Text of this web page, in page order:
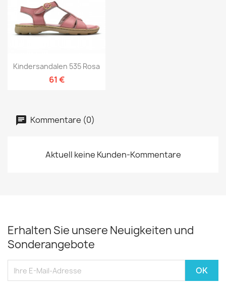
Kindersandalen 535 Rosa
61 €
Kommentare (0)
Aktuell keine Kunden-Kommentare
Erhalten Sie unsere Neuigkeiten und
Sonderangebote